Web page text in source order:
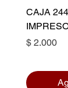
CAJA
Precio
$ 2.000